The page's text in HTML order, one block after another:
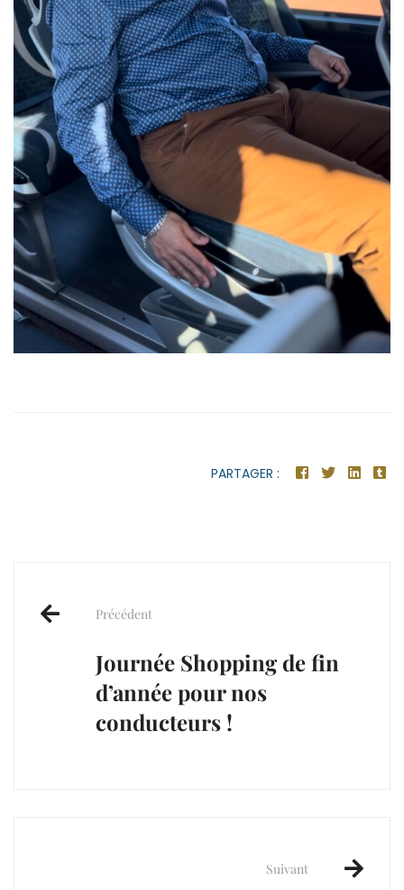
PARTAGER :
navigation
Précédent
Journée Shopping de fin
d’année pour nos
conducteurs !
Suivant